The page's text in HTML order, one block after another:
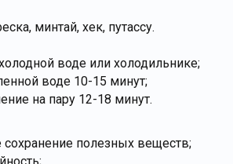
минтай, хек, путассу.
воде или холодильнике;
воде 10-15 минут;
на пару 12-18 минут.
полезных веществ;